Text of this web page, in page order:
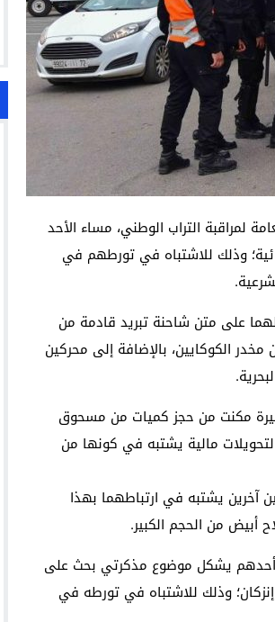
لمراقبة التراب الوطني، مساء الأحد
وذلك للاشتباه في تورطهم في
على متن شاحنة تبريد قادمة من
حيث أسفرت إجراءات التفتيش عن حجز 155 غراما من مخدر الكوكايين، بالإضافة إلى محركين
مكنت من حجز كميات من مسحوق
مالية يشتبه في كونها من
آخرين يشتبه في ارتباطهما بهذا
أبيض من الحجم الكبير.
أحدهم يشكل موضوع مذكرتي بحث على
وذلك للاشتباه في تورطه في